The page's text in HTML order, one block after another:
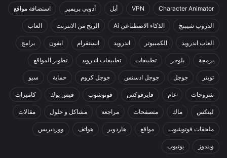
Character Animator
VPN أبل أدوبي بريمير استضافة مواقع
الدروب شيبنج الذكاء الاصطناعي Ai الربح من الانترنت العاب
العاب اندرويد الكمبيوتر اندرويد انستقرام ايفون برامج
برمجة بلوجر تطبيقات تطبيقات اندرويد تطوير المواقع
تويتر جوجل جوجل ادسنس جوجل كروم حماية سيو
شروحات عام فايرفوكس فوتوشوب فيس بوك كاميرات
لينكس ماك متصفحات مراجعة مشاكل و حلول مقالات
ملحقات فوتوشوب مواقع هاردوير هواتف ووردبريس
ويندوز يوتيوب